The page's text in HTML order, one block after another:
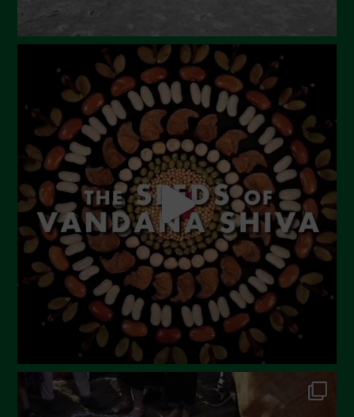
Ottobre 2023
Settembre 2023
Agosto 2023
Luglio 2023
Giugno 2023
Maggio 2023
Aprile 2023
Marzo 2023
Febbraio 2023
Dicembre 2022
Novembre 2022
Ottobre 2022
Settembre 2022